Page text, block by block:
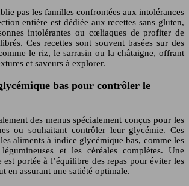
pas les familles confrontées aux intolérances
entière est dédiée aux recettes sans gluten,
intolérantes ou cœliaques de profiter de
Ces recettes sont souvent basées sur des
le riz, le sarrasin ou la châtaigne, offrant
et saveurs à explorer.
bas pour contrôler le
des menus spécialement conçus pour les
ou souhaitant contrôler leur glycémie. Ces
aliments à indice glycémique bas, comme les
et les céréales complètes. Une
portée à l’équilibre des repas pour éviter les
en assurant une satiété optimale.